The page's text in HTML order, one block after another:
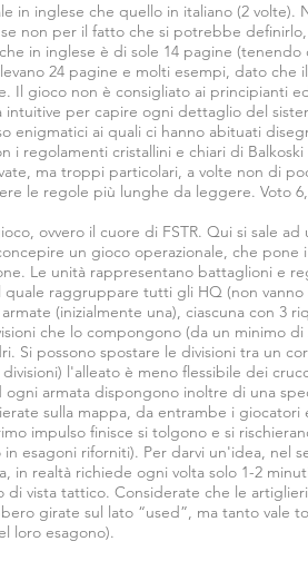
in inglese che quello in italiano (2
non per il fatto che si potrebbe
in inglese è di sole 14 pagine
24 pagine e molti esempi, dato che
Il gioco non è consigliato ai principianti
intuitive per capire ogni dettaglio del
enigmatici ai quali ci hanno abituati
i regolamenti cristallini e chiari di
ma troppi particolari, a volte non di
le regole più lunghe da leggere. Voto
ovvero il cuore di FSTR. Qui si sale
un gioco operazionale, che
Le unità rappresentano battaglioni e
quale raggruppare tutti gli HQ (non
(inizialmente una), ciascuna con 3
che lo compongono (da un minimo di
Si possono spostare le divisioni tra un
l'alleato è meno flessibile dei
armata dispongono inoltre di una
sulla mappa, da entrambe i
impulso finisce si tolgono e si
esagoni riforniti). Per darvi un'idea, nel
in realtà richiede ogni volta solo 1-2
di vista tattico. Considerate che le
girate sul lato “used”, ma tanto vale
loro esagono).